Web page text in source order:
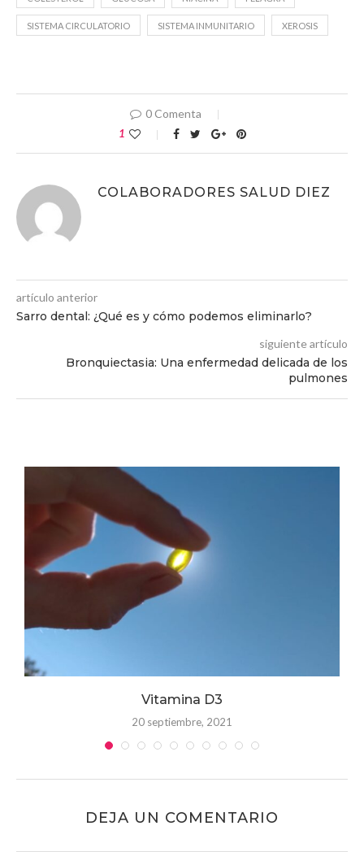
SISTEMA CIRCULATORIO SISTEMA INMUNITARIO XEROSIS
0 Comenta
1
COLABORADORES SALUD DIEZ
artículo anterior
Sarro dental: ¿Qué es y cómo podemos eliminarlo?
siguiente artículo
Bronquiectasia: Una enfermedad delicada de los
pulmones
Vitamina D3
20 septiembre, 2021
DEJA UN COMENTARIO